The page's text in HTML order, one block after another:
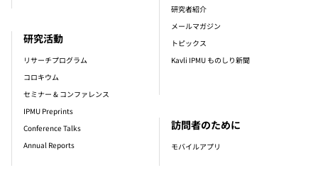
研究活動
リサーチプログラム
コロキウム
セミナー & コンファレンス
IPMU Preprints
Conference Talks
Annual Reports
研究者紹介
メールマガジン
トピックス
Kavli IPMU ものしり新聞
訪問者のために
モバイルアプリ